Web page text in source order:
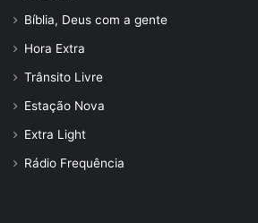
Bíblia, Deus com a gente
Hora Extra
Trânsito Livre
Estação Nova
Extra Light
Rádio Frequência